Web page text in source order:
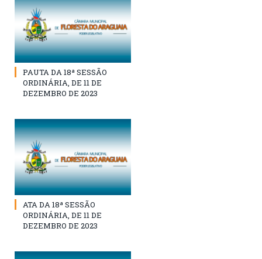
PAUTA DA 18ª SESSÃO
ORDINÁRIA, DE 11 DE
DEZEMBRO DE 2023
ATA DA 18ª SESSÃO
ORDINÁRIA, DE 11 DE
DEZEMBRO DE 2023